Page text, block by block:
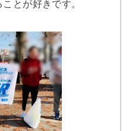
とが好きです。